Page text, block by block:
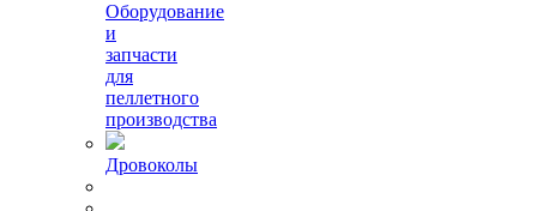
Оборудование
и
запчасти
для
пеллетного
производства
Дровоколы